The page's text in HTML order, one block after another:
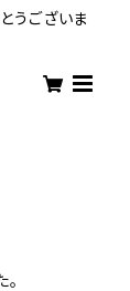
うございま